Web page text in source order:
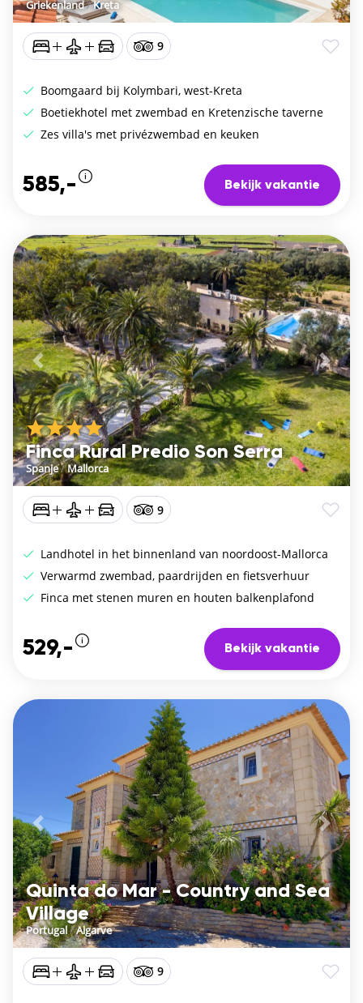
Griekenland/Kreta
9
Boomgaard bij Kolymbari, west-Kreta
Boetiekhotel met zwembad en Kretenzische taverne
Zes villa's met privézwembad en keuken
585,- Bekijk vakantie
Finca Rural Predio Son Serra
Spanje/Mallorca
Vorige De
9
Landhotel in het binnenland van noordoost-Mallorca
Verwarmd zwembad, paardrijden en fietsverhuur
Finca met stenen muren en houten balkenplafond
529,- Bekijk vakantie
Quinta do Mar - Country and Sea
Village
Portugal/Algarve
Vorige De
9